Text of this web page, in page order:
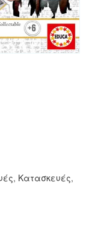
, Κατασκευές,